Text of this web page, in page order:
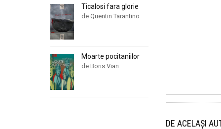
DE ACELAȘI
Ticalosi fara glorie
de Quentin Tarantino
Moarte pocitaniilor
de Boris Vian